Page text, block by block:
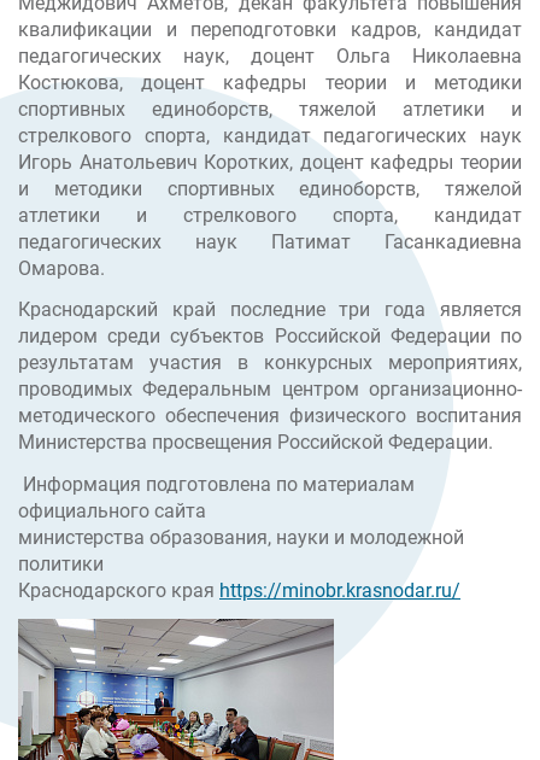
квалификации и переподготовки кадров, кандидат
педагогических наук, доцент Ольга Николаевна
Костюкова, доцент кафедры теории и методики
спортивных единоборств, тяжелой атлетики и
стрелкового спорта, кандидат педагогических наук
Игорь Анатольевич Коротких, доцент кафедры теории
и методики спортивных единоборств, тяжелой
атлетики и стрелкового спорта, кандидат
педагогических наук Патимат Гасанкадиевна
Омарова.
Краснодарский край последние три года является
лидером среди субъектов Российской Федерации по
результатам участия в конкурсных мероприятиях,
проводимых Федеральным центром организационно-
методического обеспечения физического воспитания
Министерства просвещения Российской Федерации.
Информация подготовлена по материалам
официального сайта
министерства образования, науки и молодежной
политики
Краснодарского края https://minobr.krasnodar.ru/